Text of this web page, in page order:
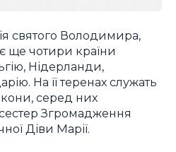
святого Володимира,
ще чотири країни
Нідерланди,
На її теренах служать
серед них
Згромадження
Діви Марії.